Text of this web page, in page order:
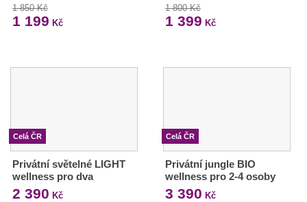
1 850 Kč
1 199 Kč
1 800 Kč
1 399 Kč
Celá ČR
Privátní světelné LIGHT
wellness pro dva
2 390 Kč
Celá ČR
Privátní jungle BIO
wellness pro 2-4 osoby
3 390 Kč